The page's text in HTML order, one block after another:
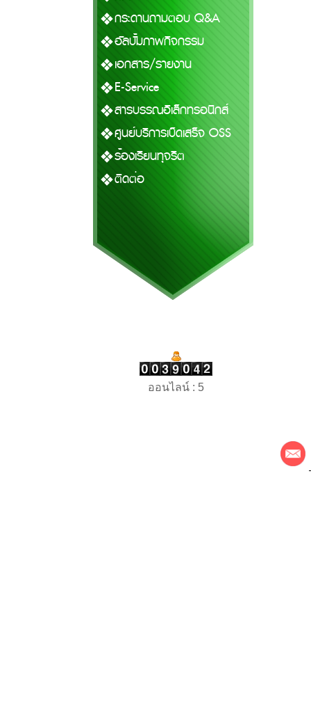
กระดานถามตอบ Q&A
อัลบั้มภาพกิจกรรม
เอกสาร/รายงาน
E-Service
สารบรรณอิเล็กทรอนิกส์
ศูนย์บริการเบ็ดเสร็จ OSS
ร้องเรียนทุจริต
ติดต่อ
ออนไลน์ : 5